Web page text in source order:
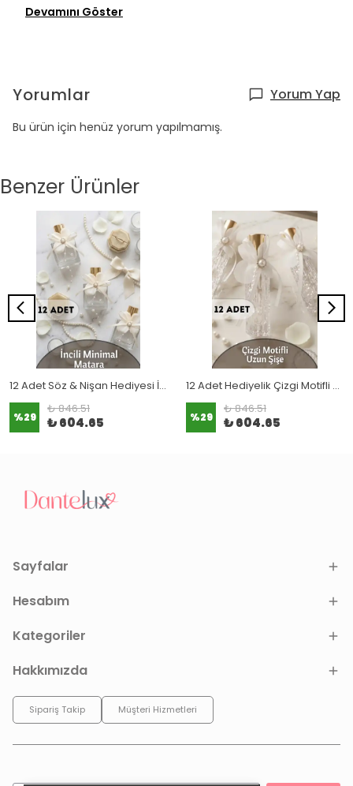
Devamını Göster
Yorumlar Yorum Yap
Bu ürün için henüz yorum yapılmamış.
Benzer Ürünler
12 Adet Söz & Nişan Hediyesi İçin Minimal Cam Matara (Esans Kokulu)
%29
₺ 846.51
₺ 604.65
12 Adet Hediyelik Çizgi Motifli Uzun Şişe (Esans Kokulu)
%29
₺ 846.51
₺ 604.65
Sayfalar
Hesabım
Kategoriler
Hakkımızda
Sipariş Takip Müşteri Hizmetleri